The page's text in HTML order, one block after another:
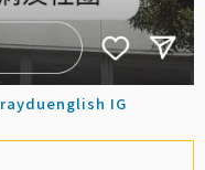
rayduenglish IG